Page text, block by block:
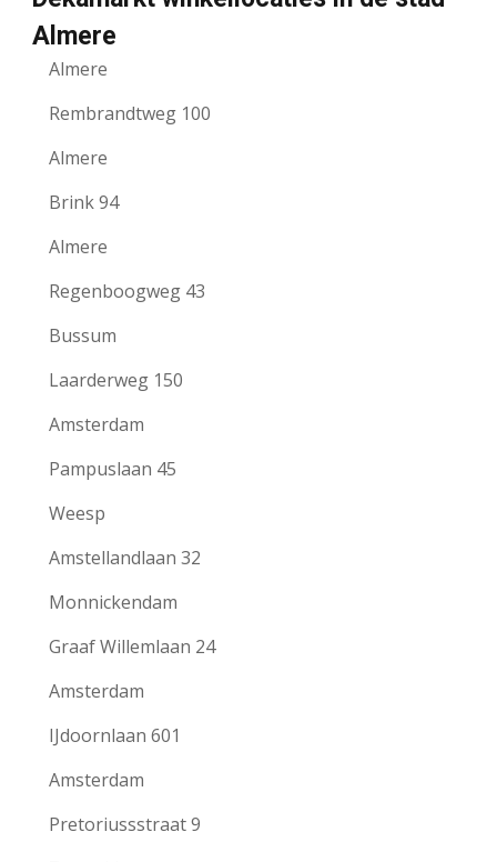
Almere
Almere
Rembrandtweg 100
Almere
Brink 94
Almere
Regenboogweg 43
Bussum
Laarderweg 150
Amsterdam
Pampuslaan 45
Weesp
Amstellandlaan 32
Monnickendam
Graaf Willemlaan 24
Amsterdam
IJdoornlaan 601
Amsterdam
Pretoriussstraat 9